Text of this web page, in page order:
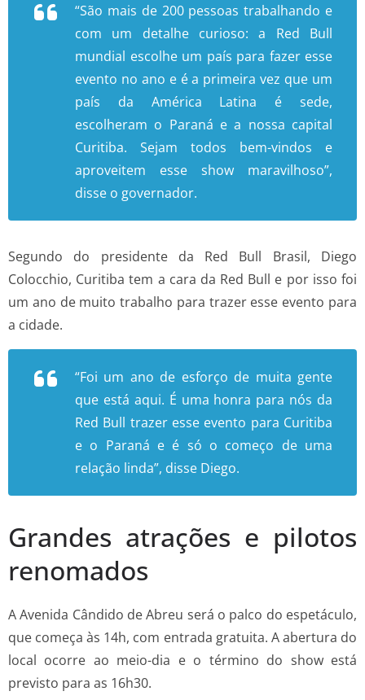
“São mais de 200 pessoas trabalhando e
com um detalhe curioso: a Red Bull
mundial escolhe um país para fazer esse
evento no ano e é a primeira vez que um
país da América Latina é sede,
escolheram o Paraná e a nossa capital
Curitiba. Sejam todos bem-vindos e
aproveitem esse show maravilhoso”,
disse o governador.
Segundo do presidente da Red Bull Brasil, Diego
Colocchio, Curitiba tem a cara da Red Bull e por isso foi
um ano de muito trabalho para trazer esse evento para
a cidade.
“Foi um ano de esforço de muita gente
que está aqui. É uma honra para nós da
Red Bull trazer esse evento para Curitiba
e o Paraná e é só o começo de uma
relação linda”, disse Diego.
Grandes atrações e pilotos
renomados
A Avenida Cândido de Abreu será o palco do espetáculo,
que começa às 14h, com entrada gratuita. A abertura do
local ocorre ao meio-dia e o término do show está
previsto para as 16h30.